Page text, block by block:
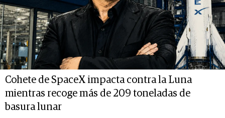
Cohete de SpaceX impacta contra la Luna
mientras recoge más de 209 toneladas de
basura lunar